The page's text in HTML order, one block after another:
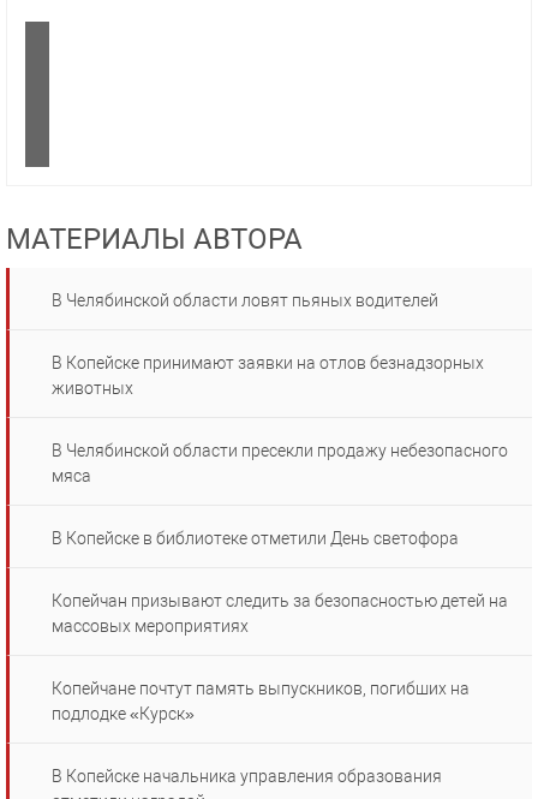
МАТЕРИАЛЫ АВТОРА
В Челябинской области ловят пьяных водителей
В Копейске принимают заявки на отлов безнадзорных
животных
В Челябинской области пресекли продажу небезопасного
мяса
В Копейске в библиотеке отметили День светофора
Копейчан призывают следить за безопасностью детей на
массовых мероприятиях
Копейчане почтут память выпускников, погибших на
подлодке «Курск»
В Копейске начальника управления образования